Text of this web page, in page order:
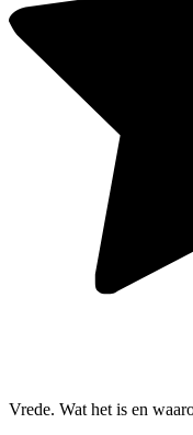
Vrede. Wat het is en